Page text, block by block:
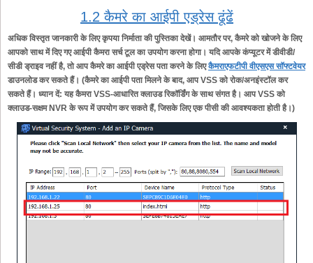
1.2 कैमरे का आईपी एड्रेस ढूंढें
अधिक विस्तृत जानकारी के लिए कृपया निर्माता की पुस्तिका देखें। आमतौर पर, कैमरे को खोजने के लिए
आपको साथ में दिए गए आईपी कैमरा सर्च टूल का उपयोग करना होगा। यदि आपके कंप्यूटर में डीवीडी/
सीडी ड्राइव नहीं है, तो आप कैमरे का आईपी एड्रेस पता करने के लिएकैमराएफटीपी वीएसएस सॉफ्टवेयर
डाउनलोड कर सकते हैं। (कैमरे का आईपी पता मिलने के बाद, आप VSS को रोक/अनइंस्टॉल कर
सकते हैं। ध्यान दें: यह कैमरा VSS-आधारित क्लाउड रिकॉर्डिंग के साथ संगत है। आप VSS को
क्लाउड-सक्षम NVR के रूप में उपयोग कर सकते हैं, जिसके लिए एक पीसी की आवश्यकता होती है।)